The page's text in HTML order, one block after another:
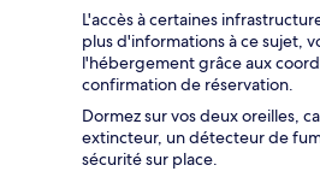
L'accès à certaines
plus d'informations à ce sujet,
l'hébergement grâce aux
confirmation de réservation.
Dormez sur vos deux oreilles,
extincteur, un détecteur de
sécurité sur place.